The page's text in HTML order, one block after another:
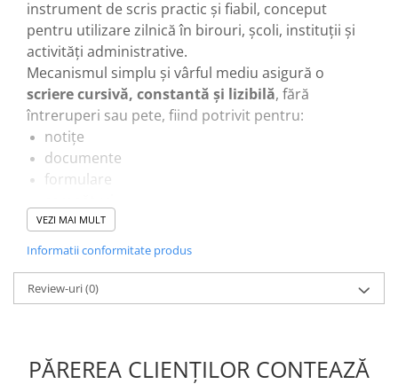
instrument de scris practic și fiabil, conceput
pentru utilizare zilnică în birouri, școli, instituții și
activități administrative.
Mecanismul simplu și vârful mediu asigură o
scriere cursivă, constantă și lizibilă, fără
întreruperi sau pete, fiind potrivit pentru:
notițe
documente
formulare
activități școlare
Designul ergonomic permite o prindere
iar corpul ușor îl face ușor de transportat și
depozitat.
în mediul B2B.
VEZI MAI MULT
Informatii conformitate produs
Review-uri(0)
PĂREREA CLIENȚILOR CONTEAZĂ